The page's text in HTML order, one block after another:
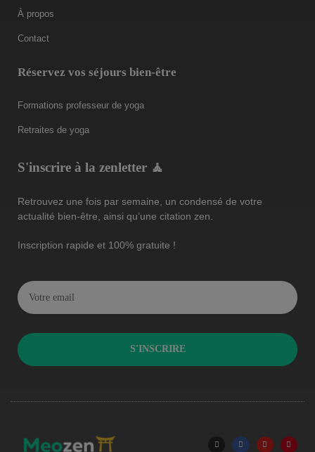
À propos
Contact
Réservez vos séjours bien-être
Formations professeur de yoga
Retraites de yoga
S'inscrire à la zenletter 🧘
Retrouvez une fois par semaine, un condensé de votre
actualité bien-être, ainsi qu’une citation zen.
Inscription rapide et 100% gratuite !
S'INSCRIRE